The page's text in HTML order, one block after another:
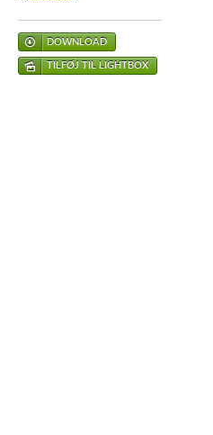
DOWNLOAD
TILFØJ TIL LIGHTBOX